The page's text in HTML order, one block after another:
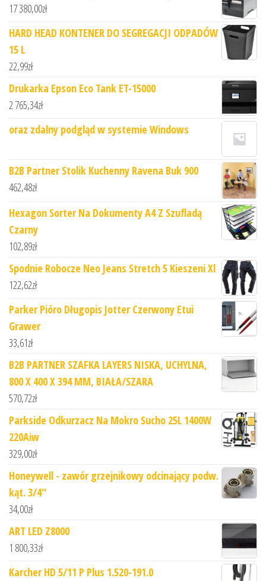
17 380,00zł
HARD HEAD KONTENER DO SEGREGACJI ODPADÓW
15 L
22,99zł
Drukarka Epson Eco Tank ET-15000
2 765,34zł
oraz zdalny podgląd w systemie Windows
B2B Partner Stolik Kuchenny Ravena Buk 900
462,48zł
Hexagon Sorter Na Dokumenty A4 Z Szufladą
Czarny
102,89zł
Spodnie Robocze Neo Jeans Stretch 5 Kieszeni Xl
122,62zł
Parker Pióro Długopis Jotter Czerwony Etui
Grawer
33,61zł
B2B PARTNER SZAFKA LAYERS NISKA, UCHYLNA,
800 X 400 X 394 MM, BIAŁA/SZARA
570,72zł
Parkside Odkurzacz Na Mokro Sucho 25L 1400W
220Aiw
329,00zł
Honeywell - zawór grzejnikowy odcinający podw.
kąt. 3/4''
34,00zł
ART LED Z8000
1 800,33zł
Karcher HD 5/11 P Plus 1.520-191.0